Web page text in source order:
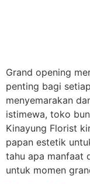
Grand opening
penting bagi
menyemarakan
istimewa, toko
Kinayung Florist
papan estetik
tahu apa manfaat
untuk momen